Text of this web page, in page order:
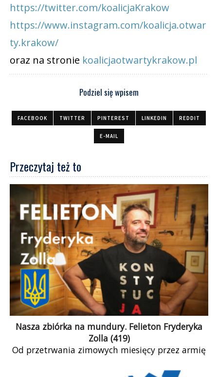
https://twitter.com/koalicjaKrakow
https://www.instagram.com/koalicja.otwar
ty.krakow/
oraz na stronie koalicjaotwartykrakow.pl
Podziel się wpisem
FACEBOOK TWITTER PINTEREST LINKEDIN REDDIT
E-MAIL
Przeczytaj też to
Nasza zbiórka na mundury. Felieton Fryderyka
Zolla (419)
Od przetrwania zimowych miesięcy przez armię
stawiania oporu i odzyskiwania ziem utraconych